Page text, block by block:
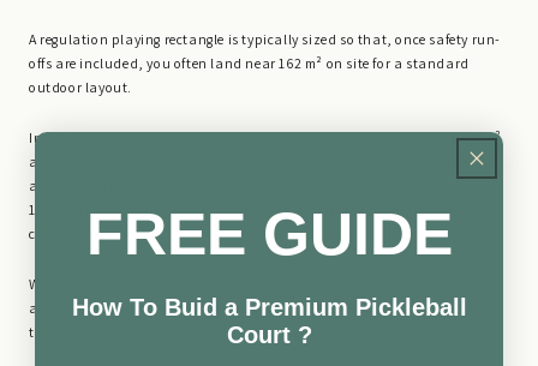
A regulation playing rectangle is typically sized so that, once safety run-
offs are included, you often land near 162 m² on site for a standard
outdoor layout.
Indicative budgets frequently place PVC roll surfaces between 35 EUR/m²
and 65 EUR/m² excluding VAT, snap-together tiles between 55 EUR/m²
and 85 EUR/m² excluding VAT, and acrylic resin between 70 EUR/m² and
120 EUR/m² excluding VAT depending on substrate preparation and
cushioned options.
We recommend a technical visit to verify flatness, slopes, drainage and
access constraints because these factors define the real schedule and
tender scope when procurement rules apply.
FREE GUIDE
How To Buid a Premium Pickleball
Court ?